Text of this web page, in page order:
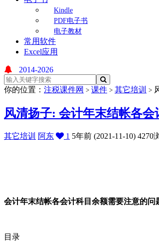
Kindle
PDF电子书
电子教材
常用软件
Excel应用
2014-2026
你的位置： 注税课件网 > 课件 > 其它培训 >
风清扬子: 会计年末结帐各
其它培训 阿东 1 5年前 (2021-11-10) 4270
会计年末结帐各会计科目余额需要注意的问
目录